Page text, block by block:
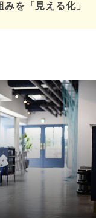
を「見える化」